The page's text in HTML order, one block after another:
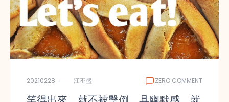
20210228 江丕盛 ZERO COMMENT